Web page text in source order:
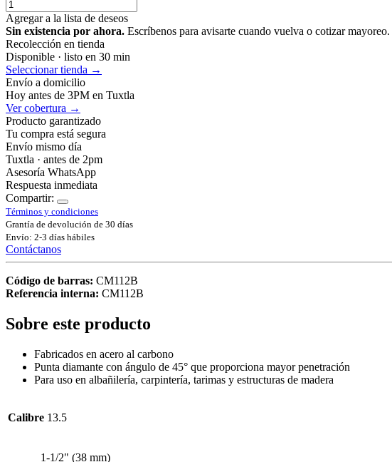
Agregar a la lista de deseos
Sin existencia por ahora. Escríbenos para avisarte cuando vuelva o cotizar mayoreo.
Recolección en tienda
Disponible · listo en 30 min
Seleccionar tienda →
Envío a domicilio
Hoy antes de 3PM en Tuxtla
Ver cobertura →
Producto garantizado
Tu compra está segura
Envío mismo día
Tuxtla · antes de 2pm
Asesoría WhatsApp
Respuesta inmediata
Compartir:
Términos y condiciones
Grantía de devolución de 30 días
Envío: 2-3 días hábiles
Contáctanos
Código de barras: CM112B
Referencia interna: CM112B
Sobre este producto
Fabricados en acero al carbono
Punta diamante con ángulo de 45° que proporciona mayor penetración
Para uso en albañilería, carpintería, tarimas y estructuras de madera
Calibre 13.5
1-1/2" (38 mm)